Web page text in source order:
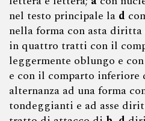
nel testo principale la d
nella forma con asta
in quattro tratti con il
leggermente oblungo e
e con il comparto inferiore
alternanza ad una forma
tondeggianti e ad asse